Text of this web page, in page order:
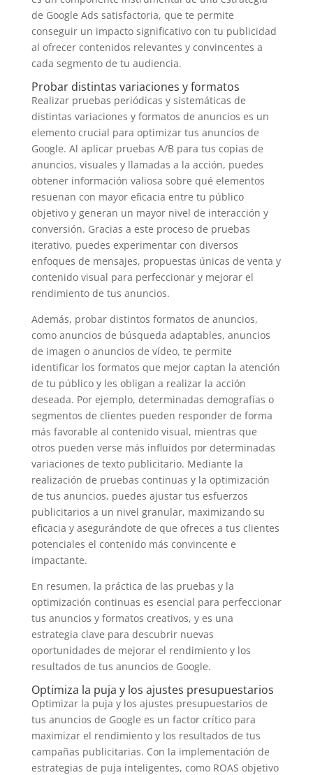
de Google Ads satisfactoria, que te permite
conseguir un impacto significativo con tu publicidad
al ofrecer contenidos relevantes y convincentes a
cada segmento de tu audiencia.
Probar distintas variaciones y formatos
Realizar pruebas periódicas y sistemáticas de
distintas variaciones y formatos de anuncios es un
elemento crucial para optimizar tus anuncios de
Google. Al aplicar pruebas A/B para tus copias de
anuncios, visuales y llamadas a la acción, puedes
obtener información valiosa sobre qué elementos
resuenan con mayor eficacia entre tu público
objetivo y generan un mayor nivel de interacción y
conversión. Gracias a este proceso de pruebas
iterativo, puedes experimentar con diversos
enfoques de mensajes, propuestas únicas de venta y
contenido visual para perfeccionar y mejorar el
rendimiento de tus anuncios.
Además, probar distintos formatos de anuncios,
como anuncios de búsqueda adaptables, anuncios
de imagen o anuncios de vídeo, te permite
identificar los formatos que mejor captan la atención
de tu público y les obligan a realizar la acción
deseada. Por ejemplo, determinadas demografías o
segmentos de clientes pueden responder de forma
más favorable al contenido visual, mientras que
otros pueden verse más influidos por determinadas
variaciones de texto publicitario. Mediante la
realización de pruebas continuas y la optimización
de tus anuncios, puedes ajustar tus esfuerzos
publicitarios a un nivel granular, maximizando su
eficacia y asegurándote de que ofreces a tus clientes
potenciales el contenido más convincente e
impactante.
En resumen, la práctica de las pruebas y la
optimización continuas es esencial para perfeccionar
tus anuncios y formatos creativos, y es una
estrategia clave para descubrir nuevas
oportunidades de mejorar el rendimiento y los
resultados de tus anuncios de Google.
Optimiza la puja y los ajustes presupuestarios
Optimizar la puja y los ajustes presupuestarios de
tus anuncios de Google es un factor crítico para
maximizar el rendimiento y los resultados de tus
campañas publicitarias. Con la implementación de
estrategias de puja inteligentes, como ROAS objetivo